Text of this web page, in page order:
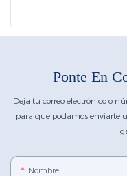
Ponte En
¡Deja tu correo electrónico o
para que podamos enviarte
Nombre